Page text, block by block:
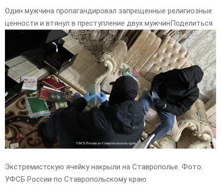
Один мужчина пропагандировал запрещенные религиозные
ценности и втянул в преступление двух мужчинПоделиться
Экстремистскую ячейку накрыли на Ставрополье. Фото:
УФСБ России по Ставропольскому краю